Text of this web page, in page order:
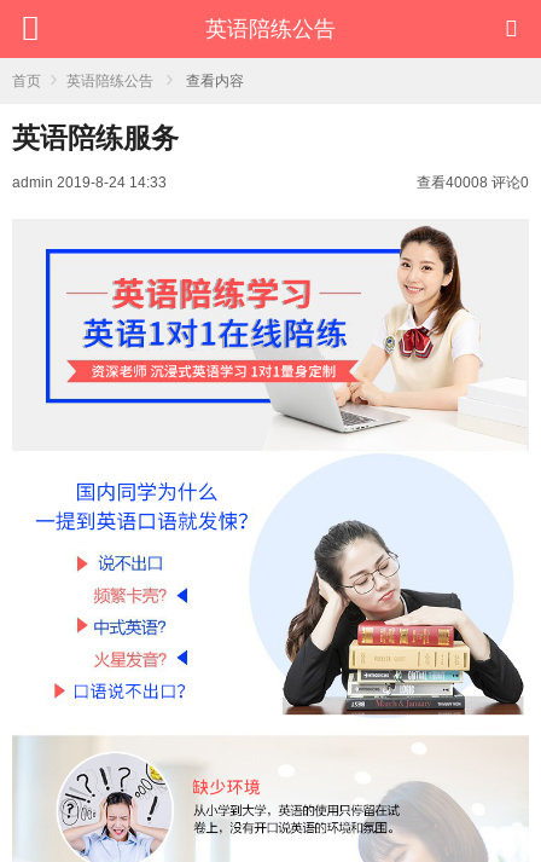
英语陪练公告
首页 › 英语陪练公告 › 查看内容
英语陪练服务
admin 2019-8-24 14:33 查看40008 评论0